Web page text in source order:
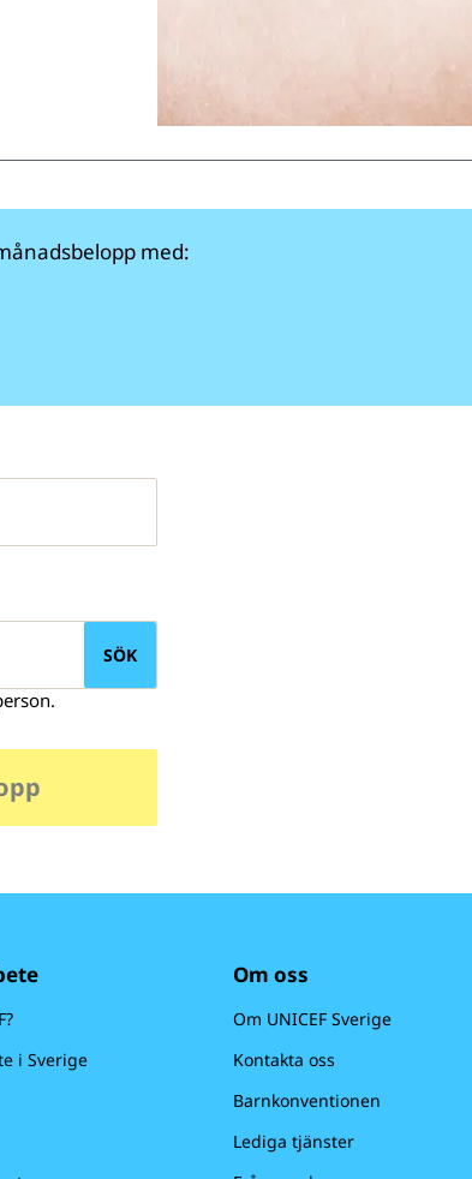
med:
SÖK
i Sverige
Om oss
Om UNICEF Sverige
Kontakta oss
Barnkonventionen
Lediga tjänster